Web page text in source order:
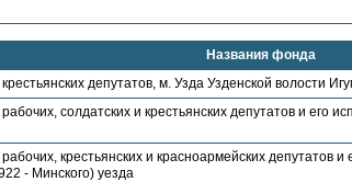
Названия фонда
депутатов, м. Узда Узденской волости
солдатских и крестьянских депутатов и его
крестьянских и красноармейских депутатов
- Минского) уезда